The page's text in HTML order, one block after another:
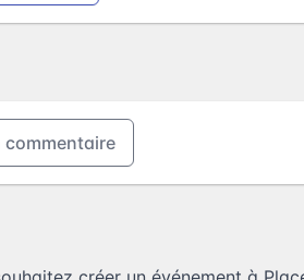
commentaire